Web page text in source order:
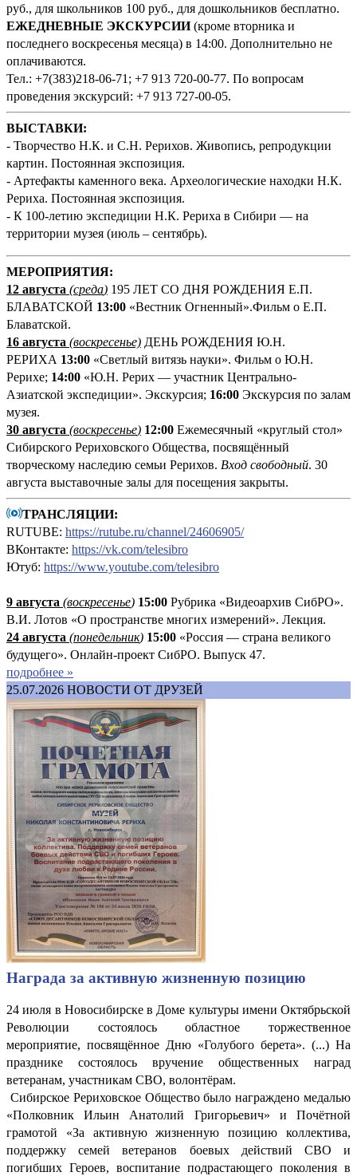
руб., для школьников 100 руб., для дошкольников бесплатно.
ЕЖЕДНЕВНЫЕ ЭКСКУРСИИ(кроме вторника и
последнего воскресенья месяца) в 14:00. Дополнительно не
оплачиваются.
Тел.: +7(383)218-06-71; +7 913 720-00-77. По вопросам
проведения экскурсий: +7 913 727-00-05.
ВЫСТАВКИ:
- Творчество Н.К. и С.Н. Рерихов. Живопись, репродукции
картин. Постоянная экспозиция.
- Артефакты каменного века. Археологические находки Н.К.
Рериха. Постоянная экспозиция.
- К 100-летию экспедиции Н.К. Рериха в Сибири — на
территории музея (июль – сентябрь).
МЕРОПРИЯТИЯ:
12 августа (среда) 195 ЛЕТ СО ДНЯ РОЖДЕНИЯ Е.П.
БЛАВАТСКОЙ 13:00 «Вестник Огненный».Фильм о Е.П.
Блаватской.
16 августа (воскресенье) ДЕНЬ РОЖДЕНИЯ Ю.Н.
РЕРИХА 13:00 «Светлый витязь науки». Фильм о Ю.Н.
Рерихе; 14:00 «Ю.Н. Рерих — участник Центрально-
Азиатской экспедиции». Экскурсия; 16:00 Экскурсия по залам
музея.
30 августа (воскресенье) 12:00 Ежемесячный «круглый стол»
Сибирского Рериховского Общества, посвящённый
творческому наследию семьи Рерихов. Вход свободный. 30
августа выставочные залы для посещения закрыты.
ТРАНСЛЯЦИИ:
RUTUBE: https://rutube.ru/channel/24606905/
ВКонтакте: https://vk.com/telesibro
Ютуб: https://www.youtube.com/telesibro
9 августа (воскресенье) 15:00 Рубрика «Видеоархив СибРО».
В.И. Лотов «О пространстве многих измерений». Лекция.
24 августа (понедельник) 15:00 «Россия — страна великого
будущего». Онлайн-проект СибРО. Выпуск 47.
подробнее »
25.07.2026 НОВОСТИ ОТ ДРУЗЕЙ
Награда за активную жизненную позицию
24 июля в Новосибирске в Доме культуры имени Октябрьской
Революции состоялось областное торжественное
мероприятие, посвящённое Дню «Голубого берета». (...) На
празднике состоялось вручение общественных наград
ветеранам, участникам СВО, волонтёрам.
Сибирское Рериховское Общество было награждено медалью
«Полковник Ильин Анатолий Григорьевич» и Почётной
грамотой «За активную жизненную позицию коллектива,
поддержку семей ветеранов боевых действий СВО и
погибших Героев, воспитание подрастающего поколения в